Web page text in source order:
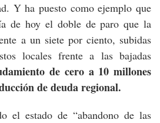
Y ha puesto como ejemplo que
de hoy el doble de paro que la
a un siete por ciento, subidas
locales frente a las bajadas
de cero a 10 millones
de deuda regional.
el estado de “abandono de las